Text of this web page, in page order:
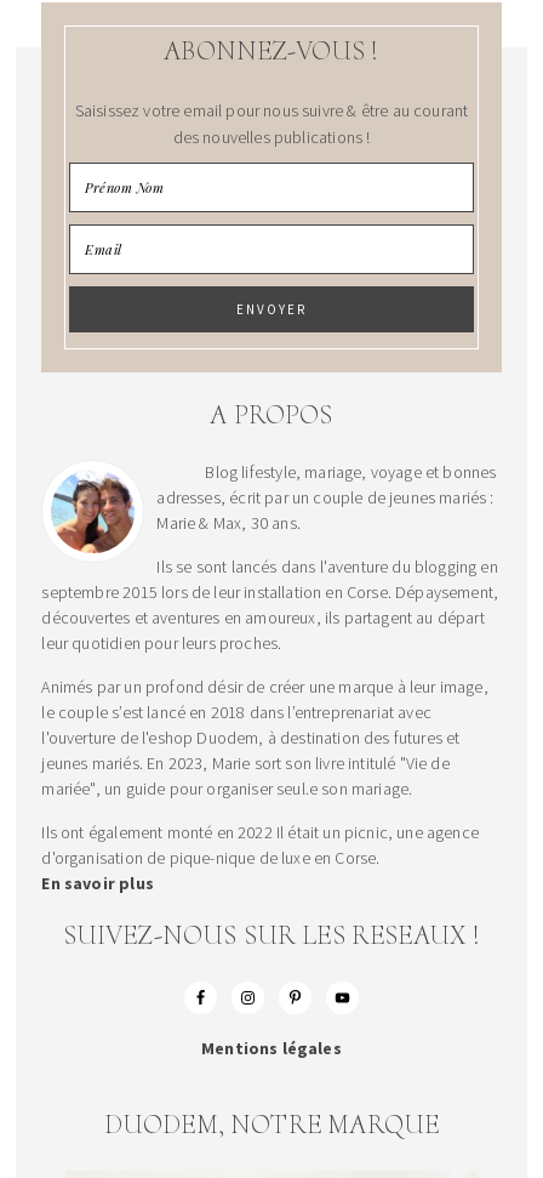
ABONNEZ-VOUS !
Saisissez votre email pour nous suivre & être au courant
des nouvelles publications !
A PROPOS
Blog lifestyle, mariage, voyage et bonnes
adresses, écrit par un couple de jeunes mariés :
Marie & Max, 30 ans.
Ils se sont lancés dans l'aventure du blogging en
septembre 2015 lors de leur installation en Corse. Dépaysement,
découvertes et aventures en amoureux, ils partagent au départ
leur quotidien pour leurs proches.
Animés par un profond désir de créer une marque à leur image,
le couple s’est lancé en 2018 dans l’entreprenariat avec
l'ouverture de l'eshop Duodem, à destination des futures et
jeunes mariés. En 2023, Marie sort son livre intitulé "Vie de
mariée", un guide pour organiser seul.e son mariage.
Ils ont également monté en 2022 Il était un picnic, une agence
d'organisation de pique-nique de luxe en Corse.
En savoir plus
SUIVEZ-NOUS SUR LES RESEAUX !
Mentions légales
DUODEM, NOTRE MARQUE